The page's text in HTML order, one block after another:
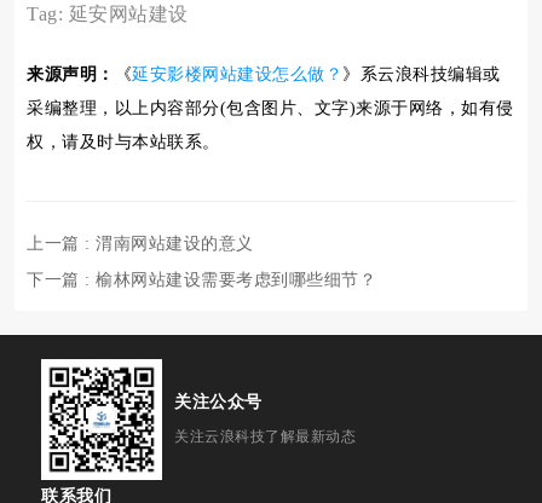
Tag: 延安网站建设
来源声明： 《延安影楼网站建设怎么做？ 》系云浪科技编辑或
采编整理，以上内容部分(包含图片、文字)来源于网络，如有侵
权，请及时与本站联系。
上一篇 : 渭南网站建设的意义
下一篇 : 榆林网站建设需要考虑到哪些细节？
关注公众号
关注云浪科技了解最新动态
联系我们